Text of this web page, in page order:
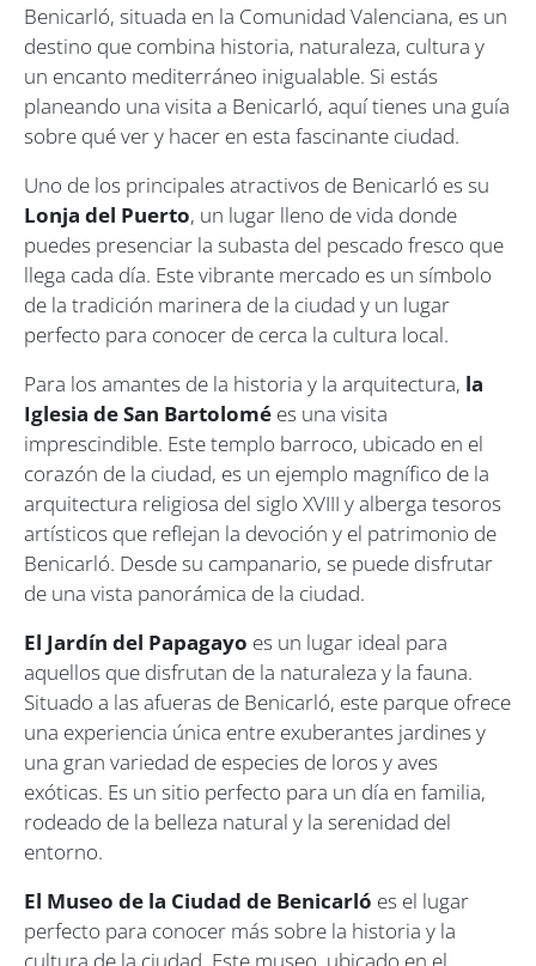
Benicarló, situada en la Comunidad Valenciana, es un
destino que combina historia, naturaleza, cultura y
un encanto mediterráneo inigualable. Si estás
planeando una visita a Benicarló, aquí tienes una guía
sobre qué ver y hacer en esta fascinante ciudad.
Uno de los principales atractivos de Benicarló es su
Lonja del Puerto, un lugar lleno de vida donde
puedes presenciar la subasta del pescado fresco que
llega cada día. Este vibrante mercado es un símbolo
de la tradición marinera de la ciudad y un lugar
perfecto para conocer de cerca la cultura local.
Para los amantes de la historia y la arquitectura, la
Iglesia de San Bartolomé es una visita
imprescindible. Este templo barroco, ubicado en el
corazón de la ciudad, es un ejemplo magnífico de la
arquitectura religiosa del siglo XVIII y alberga tesoros
artísticos que reflejan la devoción y el patrimonio de
Benicarló. Desde su campanario, se puede disfrutar
de una vista panorámica de la ciudad.
El Jardín del Papagayo es un lugar ideal para
aquellos que disfrutan de la naturaleza y la fauna.
Situado a las afueras de Benicarló, este parque ofrece
una experiencia única entre exuberantes jardines y
una gran variedad de especies de loros y aves
exóticas. Es un sitio perfecto para un día en familia,
rodeado de la belleza natural y la serenidad del
entorno.
El Museo de la Ciudad de Benicarló es el lugar
perfecto para conocer más sobre la historia y la
cultura de la ciudad. Este museo, ubicado en el